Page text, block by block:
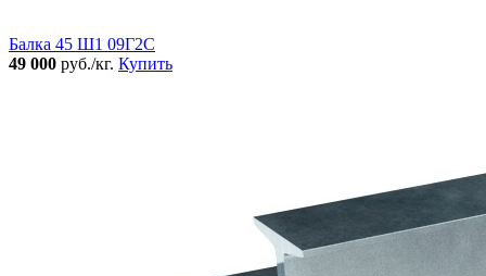
Балка 45 Ш1 09Г2С
49 000 руб./кг. Купить